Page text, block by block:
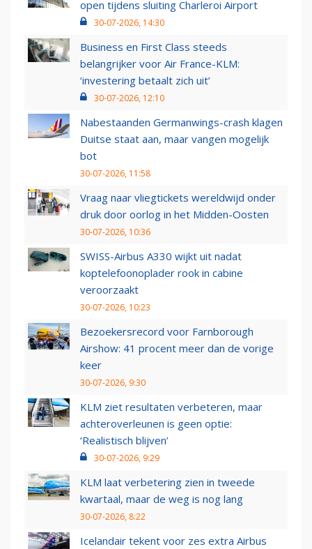
open tijdens sluiting Charleroi Airport
30-07-2026, 14:30
Business en First Class steeds
belangrijker voor Air France-KLM:
‘investering betaalt zich uit’
30-07-2026, 12:10
Nabestaanden Germanwings-crash klagen
Duitse staat aan, maar vangen mogelijk
bot
30-07-2026, 11:58
Vraag naar vliegtickets wereldwijd onder
druk door oorlog in het Midden-Oosten
30-07-2026, 10:36
SWISS-Airbus A330 wijkt uit nadat
koptelefoonoplader rook in cabine
veroorzaakt
30-07-2026, 10:23
Bezoekersrecord voor Farnborough
Airshow: 41 procent meer dan de vorige
keer
30-07-2026, 9:30
KLM ziet resultaten verbeteren, maar
achteroverleunen is geen optie:
‘Realistisch blijven’
30-07-2026, 9:29
KLM laat verbetering zien in tweede
kwartaal, maar de weg is nog lang
30-07-2026, 8:22
Icelandair tekent voor zes extra Airbus